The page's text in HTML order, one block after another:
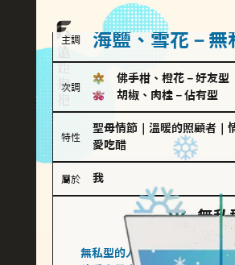
主調 海鹽、雪花－無
次調
佛手柑、橙花 － 好友型
胡椒、肉桂 － 佔有型
特性
聖母情節 溫暖的照顧者
愛吃醋
屬於 我
無私
海鹽、
無私型的人傾向用心呵護、滿